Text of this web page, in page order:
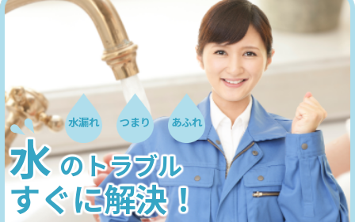
水漏れ つまり あふれ
水 のトラブル
すぐに解決！